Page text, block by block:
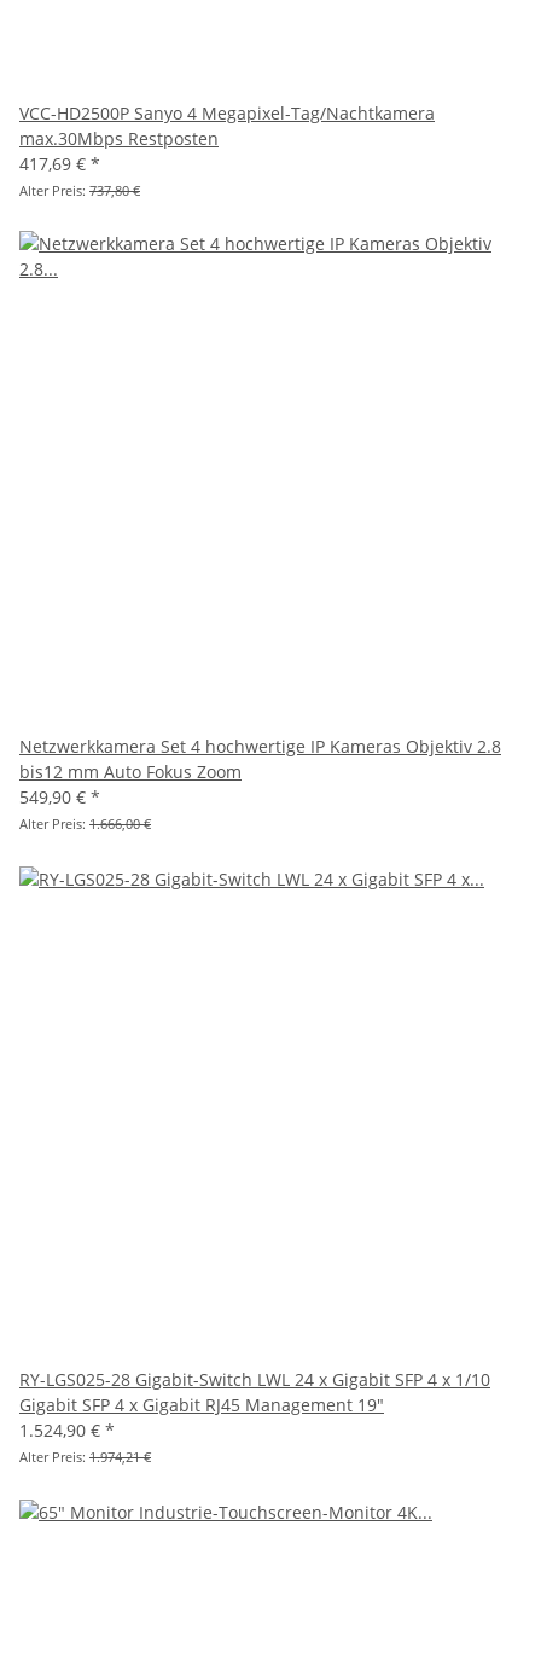
VCC-HD2500P Sanyo 4 Megapixel-Tag/Nachtkamera
max.30Mbps Restposten
417,69 € *
Alter Preis: 737,80 €
Netzwerkkamera Set 4 hochwertige IP Kameras Objektiv 2.8
bis12 mm Auto Fokus Zoom
549,90 € *
Alter Preis: 1.666,00 €
RY-LGS025-28 Gigabit-Switch LWL 24 x Gigabit SFP 4 x 1/10
Gigabit SFP 4 x Gigabit RJ45 Management 19"
1.524,90 € *
Alter Preis: 1.974,21 €